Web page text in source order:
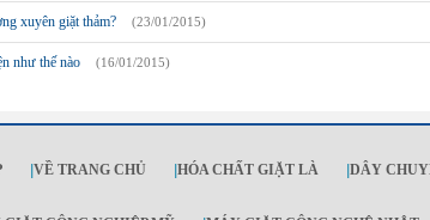
xuyên giặt thảm? (23/01/2015)
như thế nào (16/01/2015)
VỀ TRANG CHỦ HÓA CHẤT GIẶT LÀ DÂY